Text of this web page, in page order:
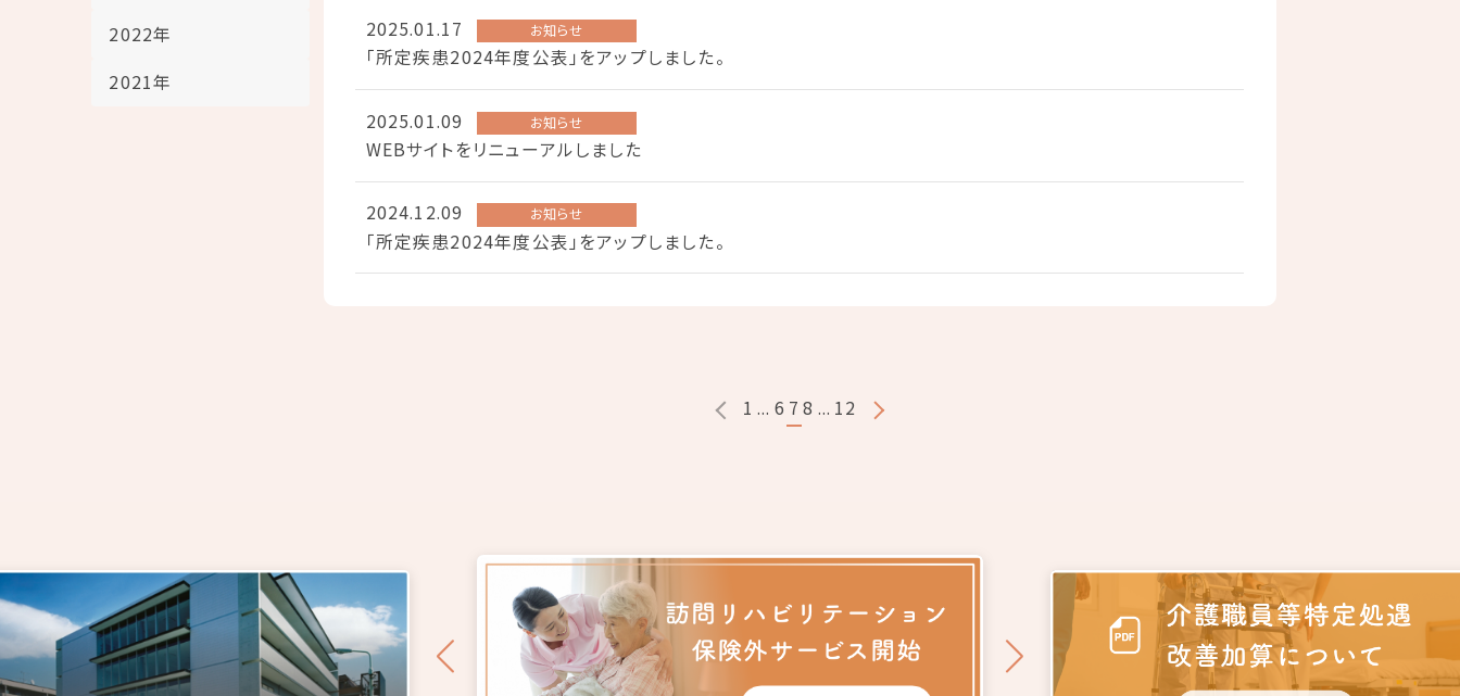
2022年
2021年
2025.01.17 お知らせ
「所定疾患2024年度公表」をアップしました。
2025.01.09 お知らせ
WEBサイトをリニューアルしました
2024.12.09 お知らせ
「所定疾患2024年度公表」をアップしました。
1 ... 6 7 8 ... 12